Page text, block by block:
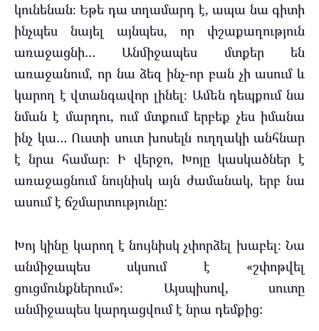
կունենան։ Եթե ​​դա տղամարդ է, ապա նա գիտի
ինչպես նայել այնպես, որ փշաքաղություն
առաջացնի… Անմիջապես մտքեր են
առաջանում, որ նա ձեզ ինչ-որ բան չի ասում և
կարող է վտանգավոր լինել։ Ամեն դեպքում նա
նման է մարդու, ում մտքում երբեք չես իմանա
ինչ կա… Ուստի սուտ խոսելն ուղղակի անհնար
է նրա համար։ Ի վերջո, Խոյը կասկածներ է
առաջացնում նույնիսկ այն ժամանակ, երբ նա
ասում է ճշմարտությունը:
Խոյ կինը կարող է նույնիսկ չփորձել խաբել։ Նա
անմիջապես սկսում է «շփոթվել
ցուցմունքներում»։ Այսպիսով, սուտը
անմիջապես կարդացվում է նրա դեմքից: